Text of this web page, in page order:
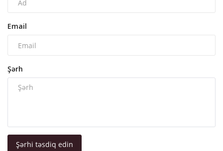
Email
Şərh
Şərhi təsdiq edin